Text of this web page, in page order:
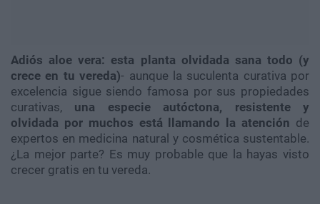
Adiós aloe vera: esta planta olvidada sana todo (y
crece en tu vereda)- aunque la suculenta curativa por
excelencia sigue siendo famosa por sus propiedades
curativas, una especie autóctona, resistente y
olvidada por muchos está llamando la atención de
expertos en medicina natural y cosmética sustentable.
¿La mejor parte? Es muy probable que la hayas visto
crecer gratis en tu vereda.